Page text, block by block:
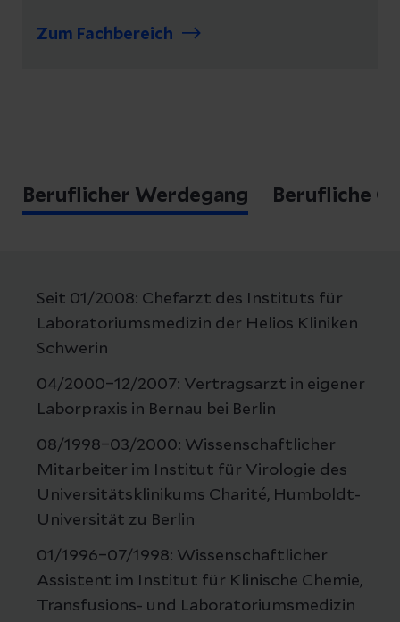
Zum Fachbereich
Beruflicher Werdegang Berufliche
Seit 01/2008: Chefarzt des Instituts für
Laboratoriumsmedizin der Helios Kliniken
Schwerin
04/2000–12/2007: Vertragsarzt in eigener
Laborpraxis in Bernau bei Berlin
08/1998–03/2000: Wissenschaftlicher
Mitarbeiter im Institut für Virologie des
Universitätsklinikums Charité, Humboldt-
Universität zu Berlin
01/1996–07/1998: Wissenschaftlicher
Assistent im Institut für Klinische Chemie,
Transfusions- und Laboratoriumsmedizin